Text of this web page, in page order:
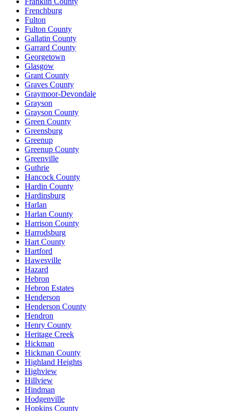
Frenchburg
Fulton
Fulton County
Gallatin County
Garrard County
Georgetown
Glasgow
Grant County
Graves County
Graymoor-Devondale
Grayson
Grayson County
Green County
Greensburg
Greenup
Greenup County
Greenville
Guthrie
Hancock County
Hardin County
Hardinsburg
Harlan
Harlan County
Harrison County
Harrodsburg
Hart County
Hartford
Hawesville
Hazard
Hebron
Hebron Estates
Henderson
Henderson County
Hendron
Henry County
Heritage Creek
Hickman
Hickman County
Highland Heights
Highview
Hillview
Hindman
Hodgenville
Hopkins County